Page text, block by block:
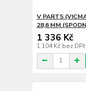
V PARTS
28,6 MM
1 336 Kč
1 104 Kč bez